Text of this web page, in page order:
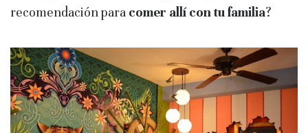
recomendación para comer allí con tu familia?